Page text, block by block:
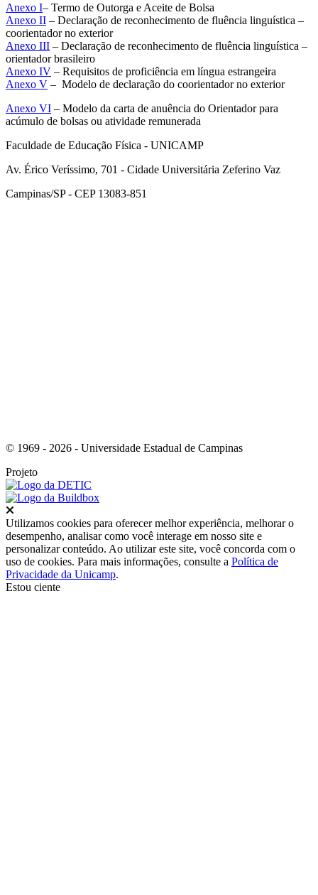
Anexo I– Termo de Outorga e Aceite de Bolsa
Anexo II – Declaração de reconhecimento de fluência linguística –
coorientador no exterior
Anexo III – Declaração de reconhecimento de fluência linguística –
orientador brasileiro
Anexo IV – Requisitos de proficiência em língua estrangeira
Anexo V – Modelo de declaração do coorientador no exterior
Anexo VI – Modelo da carta de anuência do Orientador para
acúmulo de bolsas ou atividade remunerada
Faculdade de Educação Física - UNICAMP
Av. Érico Veríssimo, 701 - Cidade Universitária Zeferino Vaz
Campinas/SP - CEP 13083-851
© 1969 - 2026 - Universidade Estadual de Campinas
Projeto
Utilizamos cookies para oferecer melhor experiência, melhorar o
desempenho, analisar como você interage em nosso site e
personalizar conteúdo. Ao utilizar este site, você concorda com o
uso de cookies. Para mais informações, consulte a Política de
Privacidade da Unicamp.
Estou ciente